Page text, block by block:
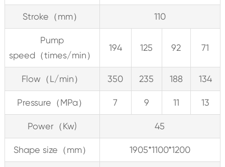
Stroke（mm） 110
Pump
speed（times/min）
194 125 92 71
Flow（L/min） 350 235 188 134
Pressure（MPa） 7 9 11 13
Power（Kw) 45
Shape size（mm） 1905*1100*1200